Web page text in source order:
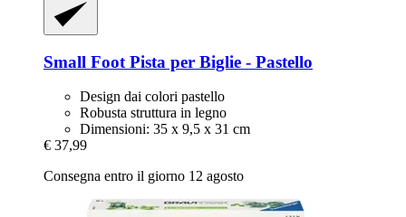
Small Foot Pista per Biglie -​ Pastello
Design dai colori pastello
Robusta struttura in legno
Dimensioni: 35 x 9,5 x 31 cm
€ 37,99
Consegna entro il giorno 12 agosto